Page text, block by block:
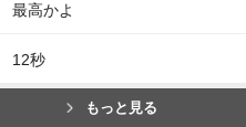
最高かよ
12秒
もっと見る